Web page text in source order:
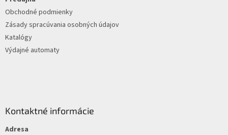
Obchodné podmienky
Zásady spracúvania osobných údajov
Katalógy
Výdajné automaty
Kontaktné informácie
Adresa